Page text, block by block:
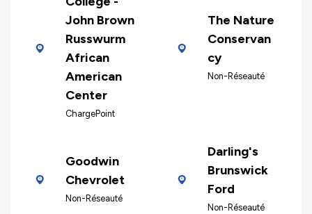
John Brown
Russwurm
African
American
Center
ChargePoint
The Nature
Conservan
cy
Non-Réseauté
Goodwin
Chevrolet
Non-Réseauté
Darling's
Brunswick
Ford
Non-Réseauté